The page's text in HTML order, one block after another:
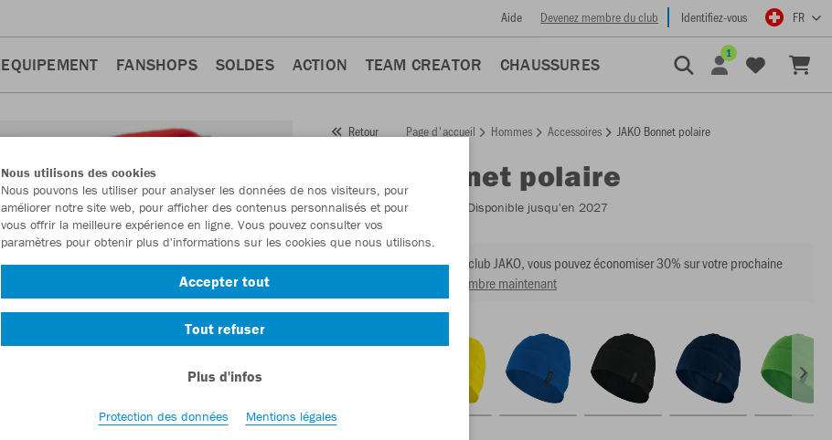
Aide Devenez membre du club Identifiez-vous FR
EQUIPEMENT FANSHOPS SOLDES ACTION TEAM CREATOR CHAUSSURES
1
Retour Page d'accueil Hommes Accessoires JAKO Bonnet polaire
Bonnet polaire
Numéro d’article: - Disponible jusqu'en 2027
En tant que membre du club JAKO, vous pouvez économiser 30% sur votre prochaine
Devenir membre maintenant
Nous utilisons des cookies
Nous pouvons les utiliser pour analyser les données de nos visiteurs, pour
améliorer notre site web, pour afficher des contenus personnalisés et pour
vous offrir la meilleure expérience en ligne. Vous pouvez consulter vos
paramètres pour obtenir plus d'informations sur les cookies que nous utilisons.
Accepter tout
Tout refuser
Plus d'infos
Protection des données Mentions légales